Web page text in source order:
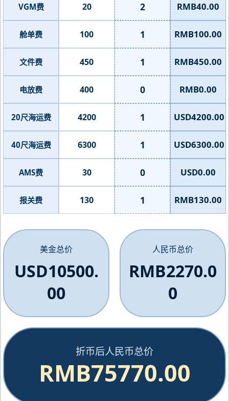
VGM费 20 2 RMB40.00
舱单费 100 1 RMB100.00
文件费 450 1 RMB450.00
电放费 400 0 RMB0.00
20尺海运费 4200 1 USD4200.00
40尺海运费 6300 1 USD6300.00
AMS费 30 0 USD0.00
报关费 130 1 RMB130.00
美金总价
USD10500.
00
人民币总价
RMB2270.0
0
折币后人民币总价
RMB75770.00